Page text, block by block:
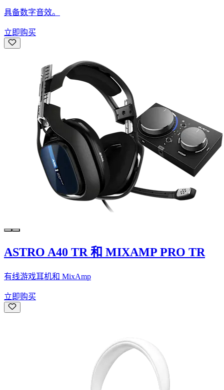
具备数字音效。
立即购买
ASTRO A40 TR 和 MIXAMP PRO TR
有线游戏耳机和 MixAmp
立即购买